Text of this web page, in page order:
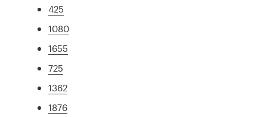
425
1080
1655
725
1362
1876